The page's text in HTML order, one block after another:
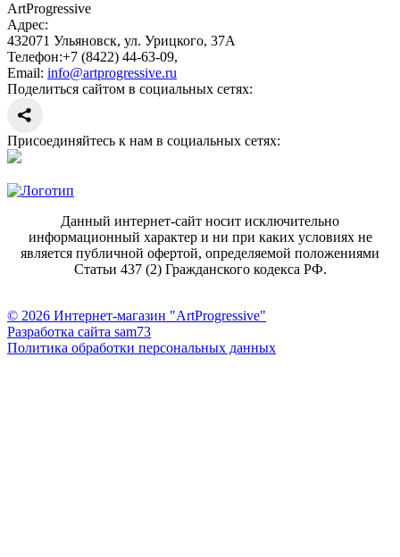
ArtProgressive
Адрес:
432071 Ульяновск, ул. Урицкого, 37А
Телефон:+7 (8422) 44-63-09,
Email: info@artprogressive.ru
Поделиться сайтом в социальных сетях:
Присоединяйтесь к нам в социальных сетях:
Данный интернет-сайт носит исключительно
информационный характер и ни при каких условиях не
является публичной офертой, определяемой положениями
Статьи 437 (2) Гражданского кодекса РФ.
© 2026 Интернет-магазин "ArtProgressive"
Разработка сайта sam73
Политика обработки персональных данных